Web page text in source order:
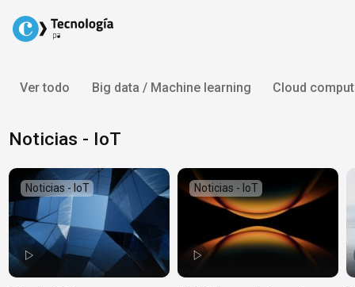
content
Ver todo Big data / Machine learning Cloud
Noticias - IoT
Noticias - IoT Noticias - IoT